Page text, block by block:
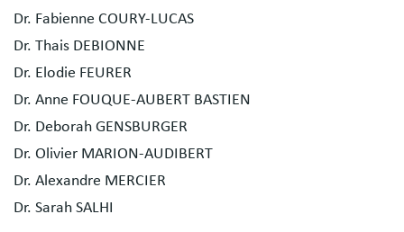
Dr. Fabienne COURY-LUCAS
Dr. Thais DEBIONNE
Dr. Elodie FEURER
Dr. Anne FOUQUE-AUBERT BASTIEN
Dr. Deborah GENSBURGER
Dr. Olivier MARION-AUDIBERT
Dr. Alexandre MERCIER
Dr. Sarah SALHI